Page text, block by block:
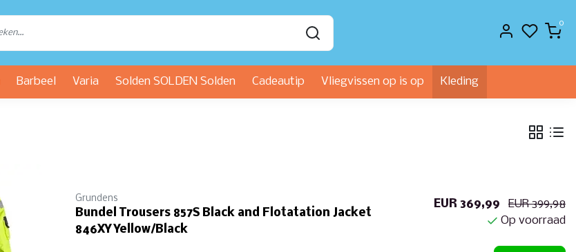
0
Barbeel Varia Solden SOLDEN Solden Cadeautip Vliegvissen op is op Kleding
Grundens
Bundel Trousers 857S Black and Flotatation Jacket
846XY Yellow/Black
EUR 369,99
EUR 399,98
Op voorraad